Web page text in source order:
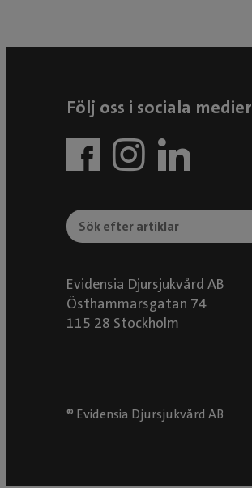
Följ oss i sociala medier
Evidensia Djursjukvård AB
Östhammarsgatan 74
115 28 Stockholm
® Evidensia Djursjukvård AB